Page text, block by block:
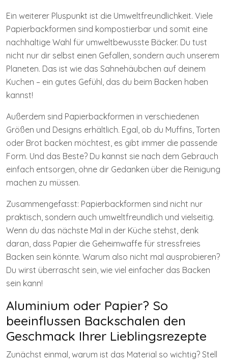
Ein weiterer Pluspunkt ist die Umweltfreundlichkeit. Viele
Papierbackformen sind kompostierbar und somit eine
nachhaltige Wahl für umweltbewusste Bäcker. Du tust
nicht nur dir selbst einen Gefallen, sondern auch unserem
Planeten. Das ist wie das Sahnehäubchen auf deinem
Kuchen – ein gutes Gefühl, das du beim Backen haben
kannst!
Außerdem sind Papierbackformen in verschiedenen
Größen und Designs erhältlich. Egal, ob du Muffins, Torten
oder Brot backen möchtest, es gibt immer die passende
Form. Und das Beste? Du kannst sie nach dem Gebrauch
einfach entsorgen, ohne dir Gedanken über die Reinigung
machen zu müssen.
Zusammengefasst: Papierbackformen sind nicht nur
praktisch, sondern auch umweltfreundlich und vielseitig.
Wenn du das nächste Mal in der Küche stehst, denk
daran, dass Papier die Geheimwaffe für stressfreies
Backen sein könnte. Warum also nicht mal ausprobieren?
Du wirst überrascht sein, wie viel einfacher das Backen
sein kann!
Aluminium oder Papier? So
beeinflussen Backschalen den
Geschmack Ihrer Lieblingsrezepte
Zunächst einmal, warum ist das Material so wichtig? Stell